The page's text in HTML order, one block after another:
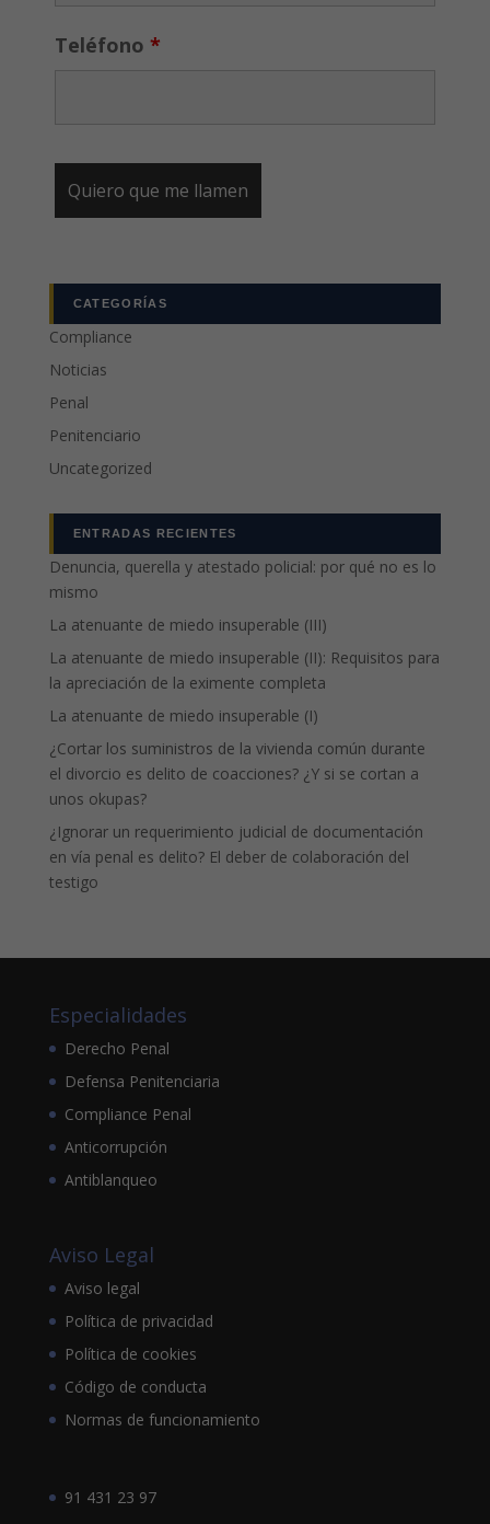
Teléfono *
CATEGORÍAS
Compliance
Noticias
Penal
Penitenciario
Uncategorized
ENTRADAS RECIENTES
Denuncia, querella y atestado policial: por qué no es lo
mismo
La atenuante de miedo insuperable (III)
La atenuante de miedo insuperable (II): Requisitos para
la apreciación de la eximente completa
La atenuante de miedo insuperable (I)
¿Cortar los suministros de la vivienda común durante
el divorcio es delito de coacciones? ¿Y si se cortan a
unos okupas?
¿Ignorar un requerimiento judicial de documentación
en vía penal es delito? El deber de colaboración del
testigo
Especialidades
Derecho Penal
Defensa Penitenciaria
Compliance Penal
Anticorrupción
Antiblanqueo
Aviso Legal
Aviso legal
Política de privacidad
Política de cookies
Código de conducta
Normas de funcionamiento
91 431 23 97